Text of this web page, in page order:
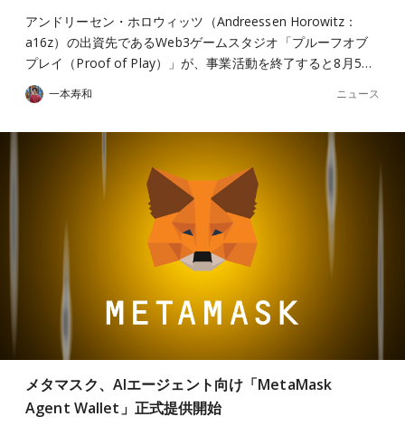
アンドリーセン・ホロウィッツ（Andreessen Horowitz：
a16z）の出資先であるWeb3ゲームスタジオ「プルーフオブ
プレイ（Proof of Play）」が、事業活動を終了すると8月5…
一本寿和 ニュース
メタマスク、AIエージェント向け「MetaMask
Agent Wallet」正式提供開始